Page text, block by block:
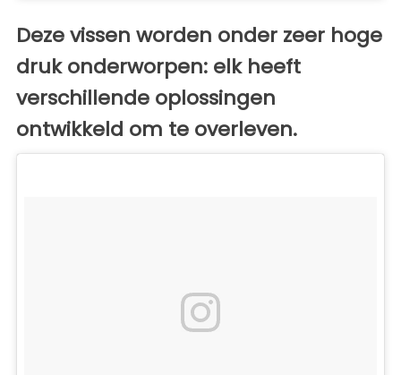
Deze vissen worden onder zeer hoge
druk onderworpen: elk heeft
verschillende oplossingen
ontwikkeld om te overleven.